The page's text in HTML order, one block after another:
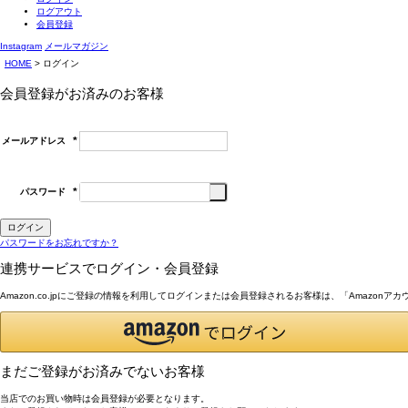
ログアウト
会員登録
Instagram メールマガジン
HOME
ログイン
会員登録がお済みのお客様
メールアドレス
(必
パスワード
ログイン
パスワードをお忘れですか？
連携サービスでログイン・会員登録
Amazon.co.jpにご登録の情報を利用してログインまたは会員登録されるお客様は、「Amazonアカ
まだご登録がお済みでないお客様
当店でのお買い物時は会員登録が必要となります。